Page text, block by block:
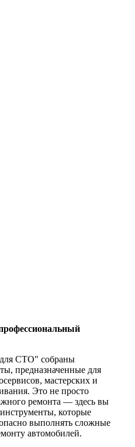
СТО" собраны
предназначенные для
мастерских и
Это не просто
ремонта — здесь вы
которые
выполнять сложные
автомобилей.